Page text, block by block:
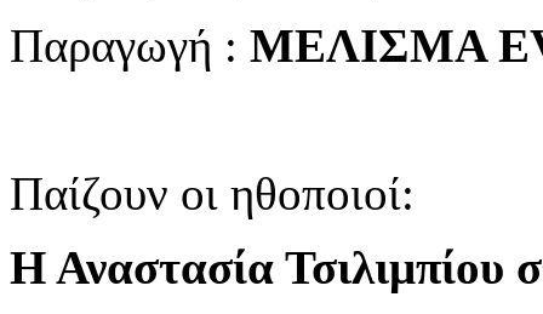
Παραγωγή : ΜΕΛΙΣΜΑ
Παίζουν οι ηθοποιοί:
Η Αναστασία Τσιλιμπίου